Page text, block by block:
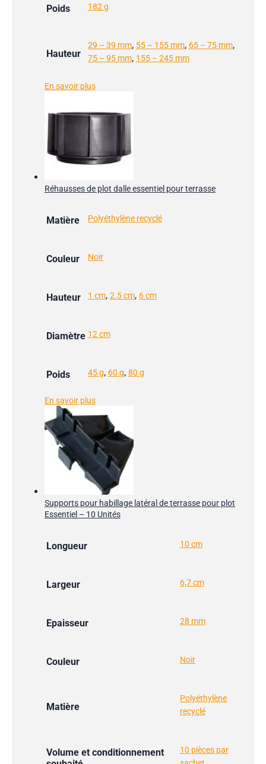
Poids 182 g
Hauteur
29 – 39 mm, 55 – 155 mm, 65 – 75 mm,
75 – 95 mm, 155 – 245 mm
En savoir plus
Réhausses de plot dalle essentiel pour terrasse
Matière Polyéthylène recyclé
Couleur Noir
Hauteur 1 cm, 2.5 cm, 6 cm
Diamètre 12 cm
Poids 45 g, 60 g, 80 g
En savoir plus
Supports pour habillage latéral de terrasse pour plot
Essentiel – 10 Unités
Longueur 10 cm
Largeur 6,7 cm
Epaisseur 28 mm
Couleur Noir
Matière
Polyéthylène
recyclé
Volume et conditionnement
10 pièces par